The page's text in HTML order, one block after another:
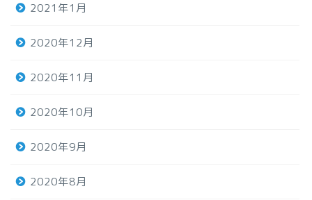
2021年1月
2020年12月
2020年11月
2020年10月
2020年9月
2020年8月